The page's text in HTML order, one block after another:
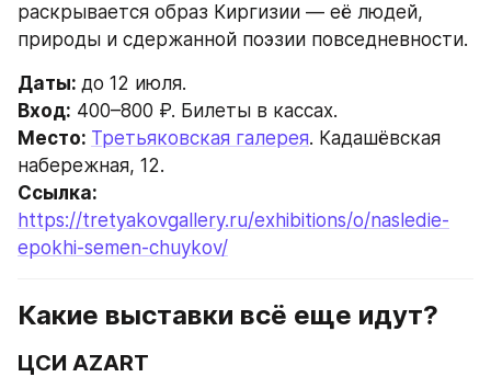
раскрывается образ Киргизии — её людей,
природы и сдержанной поэзии повседневности.
Даты: до 12 июля.
Вход: 400–800 ₽. Билеты в кассах.
Место: Третьяковская галерея. Кадашёвская
набережная, 12.
https://tretyakovgallery.ru/exhibitions/o/nasledie-
epokhi-semen-chuykov/
Какие выставки всё еще идут?
ЦСИ AZART